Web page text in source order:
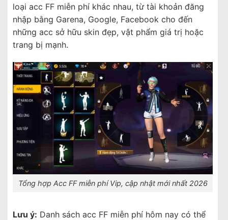
loại acc FF miễn phí khác nhau, từ tài khoản đăng
nhập bằng Garena, Google, Facebook cho đến
những acc sở hữu skin đẹp, vật phẩm giá trị hoặc
trang bị mạnh.
Tổng hợp Acc FF miễn phí Vip, cập nhật mới nhất 2026
Lưu ý: Danh sách acc FF miễn phí hôm nay có thể